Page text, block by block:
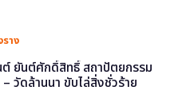
ราง
ต์ ยันต์ศักดิ์สิทธิ์ สถาปัตยกรรม
– วัดล้านนา ขับไล่สิ่งชั่วร้าย